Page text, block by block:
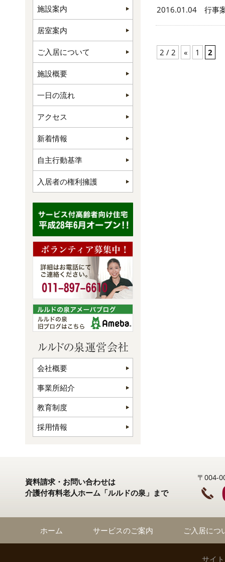
2016.01.04 行事
2 / 2 « 1 2
施設案内
居室案内
ご入居について
施設概要
一日の流れ
アクセス
新着情報
自主行動基準
入居者の権利擁護
会社概要
事業所紹介
教育制度
採用情報
資料請求・お問い合わせは
介護付有料老人ホーム「ルルドの泉」まで
〒004-
ホーム サービスのご案内 ご入居につ
サイ